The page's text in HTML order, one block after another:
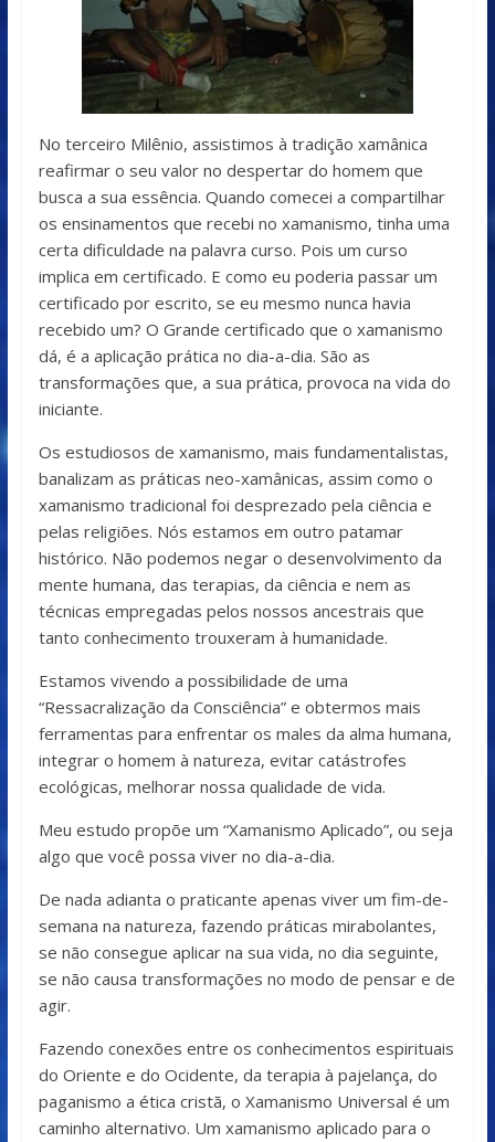
No terceiro Milênio, assistimos à tradição xamânica
reafirmar o seu valor no despertar do homem que
busca a sua essência. Quando comecei a compartilhar
os ensinamentos que recebi no xamanismo, tinha uma
certa dificuldade na palavra curso. Pois um curso
implica em certificado. E como eu poderia passar um
certificado por escrito, se eu mesmo nunca havia
recebido um? O Grande certificado que o xamanismo
dá, é a aplicação prática no dia-a-dia. São as
transformações que, a sua prática, provoca na vida do
iniciante.
Os estudiosos de xamanismo, mais fundamentalistas,
banalizam as práticas neo-xamânicas, assim como o
xamanismo tradicional foi desprezado pela ciência e
pelas religiões. Nós estamos em outro patamar
histórico. Não podemos negar o desenvolvimento da
mente humana, das terapias, da ciência e nem as
técnicas empregadas pelos nossos ancestrais que
tanto conhecimento trouxeram à humanidade.
Estamos vivendo a possibilidade de uma
“Ressacralização da Consciência” e obtermos mais
ferramentas para enfrentar os males da alma humana,
integrar o homem à natureza, evitar catástrofes
ecológicas, melhorar nossa qualidade de vida.
Meu estudo propõe um “Xamanismo Aplicado”, ou seja
algo que você possa viver no dia-a-dia.
De nada adianta o praticante apenas viver um fim-de-
semana na natureza, fazendo práticas mirabolantes,
se não consegue aplicar na sua vida, no dia seguinte,
se não causa transformações no modo de pensar e de
agir.
Fazendo conexões entre os conhecimentos espirituais
do Oriente e do Ocidente, da terapia à pajelança, do
paganismo a ética cristã, o Xamanismo Universal é um
caminho alternativo. Um xamanismo aplicado para o